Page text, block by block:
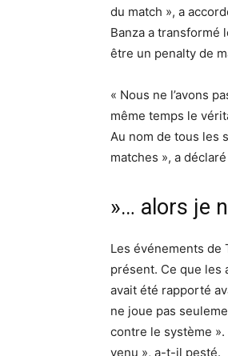
du match », a
Banza a transformé
être un penalty de
« Nous ne l’avons
même temps le
Au nom de tous les
matches », a
»… alors je
Les événements de
présent. Ce que les
avait été rapporté
ne joue pas
contre le système
venu », a-t-il pesté.